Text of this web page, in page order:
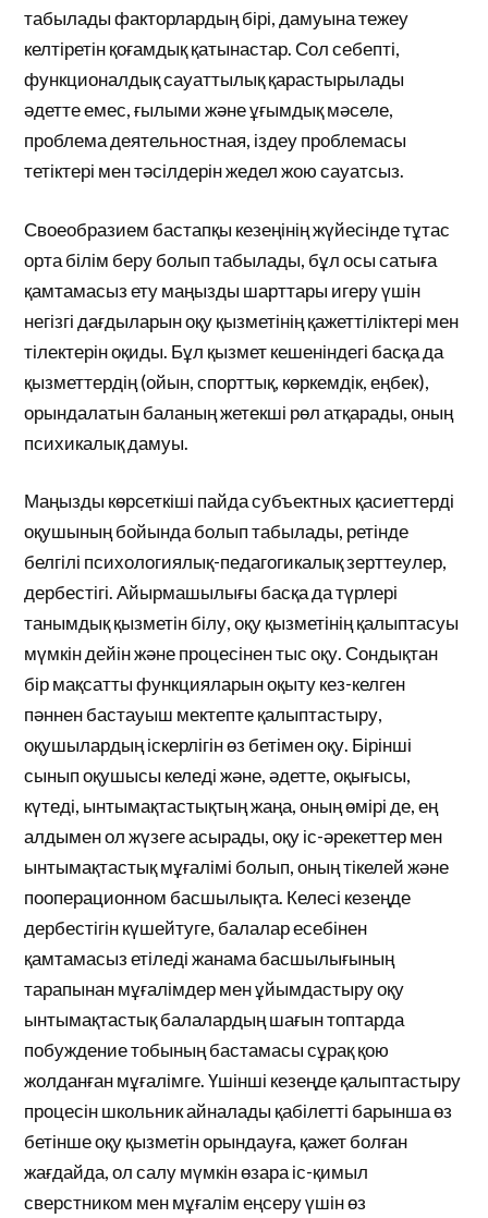
табылады факторлардың бірі, дамуына тежеу
келтіретін қоғамдық қатынастар. Сол себепті,
функционалдық сауаттылық қарастырылады
әдетте емес, ғылыми және ұғымдық мәселе,
проблема деятельностная, іздеу проблемасы
тетіктері мен тәсілдерін жедел жою сауатсыз.
Своеобразием бастапқы кезеңінің жүйесінде тұтас
орта білім беру болып табылады, бұл осы сатыға
қамтамасыз ету маңызды шарттары игеру үшін
негізгі дағдыларын оқу қызметінің қажеттіліктері мен
тілектерін оқиды. Бұл қызмет кешеніндегі басқа да
қызметтердің (ойын, спорттық, көркемдік, еңбек),
орындалатын баланың жетекші рөл атқарады, оның
психикалық дамуы.
Маңызды көрсеткіші пайда субъектных қасиеттерді
оқушының бойында болып табылады, ретінде
белгілі психологиялық-педагогикалық зерттеулер,
дербестігі. Айырмашылығы басқа да түрлері
танымдық қызметін білу, оқу қызметінің қалыптасуы
мүмкін дейін және процесінен тыс оқу. Сондықтан
бір мақсатты функцияларын оқыту кез-келген
пәннен бастауыш мектепте қалыптастыру,
оқушылардың іскерлігін өз бетімен оқу. Бірінші
сынып оқушысы келеді және, әдетте, оқығысы,
күтеді, ынтымақтастықтың жаңа, оның өмірі де, ең
алдымен ол жүзеге асырады, оқу іс-әрекеттер мен
ынтымақтастық мұғалімі болып, оның тікелей және
пооперационном басшылықта. Келесі кезеңде
дербестігін күшейтуге, балалар есебінен
қамтамасыз етіледі жанама басшылығының
тарапынан мұғалімдер мен ұйымдастыру оқу
ынтымақтастық балалардың шағын топтарда
побуждение тобының бастамасы сұрақ қою
жолданған мұғалімге. Үшінші кезеңде қалыптастыру
процесін школьник айналады қабілетті барынша өз
бетінше оқу қызметін орындауға, қажет болған
жағдайда, ол салу мүмкін өзара іс-қимыл
сверстником мен мұғалім еңсеру үшін өз